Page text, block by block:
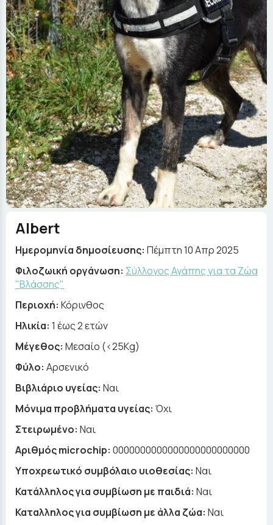
Albert
Ημερομηνία δημοσίευσης: Πέμπτη 10 Απρ 2025
Φιλοζωική οργάνωση: Σύλλογος Αγάπης για τα Ζώα
"Βλάσσης"
Περιοχή: Κόρινθος
Ηλικία: 1 έως 2 ετών
Μέγεθος: Μεσαίο (<25Kg)
Φύλο: Αρσενικό
Βιβλιάριο υγείας: Ναι
Μόνιμα προβλήματα υγείας: Όχι
Στειρωμένο: Ναι
Αριθμός microchip: 0000000000000000000000000
Υποχρεωτικό συμβόλαιο υιοθεσίας: Ναι
Κατάλληλος για συμβίωση με παιδιά: Ναι
Καταλληλος για συμβίωση με άλλα ζώα: Ναι